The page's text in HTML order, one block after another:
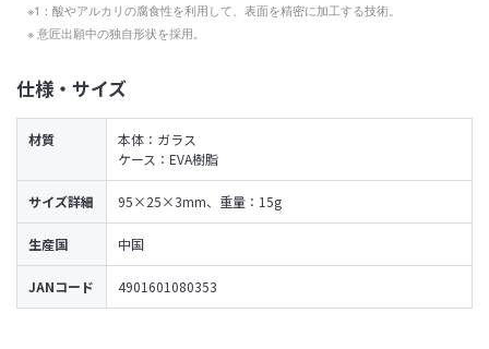
※1：酸やアルカリの腐食性を利用して、表面を精密に加工する技術。
※ 意匠出願中の独自形状を採用。
仕様・サイズ
材質
本体：ガラス
ケース：EVA樹脂
サイズ詳細 95×25×3mm、重量：15g
生産国 中国
JANコード 4901601080353